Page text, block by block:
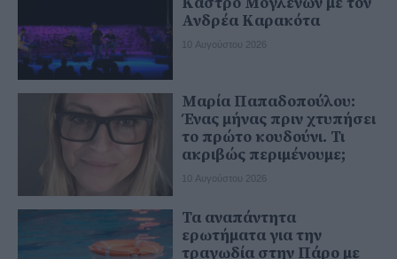
Ανδρέα Καρακότα
10 Αυγούστου 2026
Μαρία Παπαδοπούλου:
Ένας μήνας πριν χτυπήσει
το πρώτο κουδούνι. Τι
ακριβώς περιμένουμε;
10 Αυγούστου 2026
Τα αναπάντητα
ερωτήματα για την
τραγωδία στην Πάρο με